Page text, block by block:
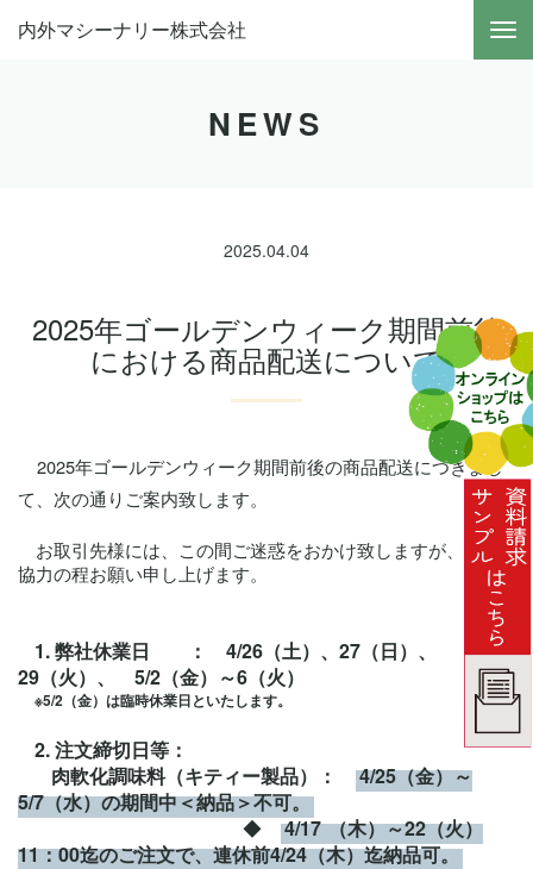
内外マシーナリー株式会社
NEWS
2025.04.04
2025年ゴールデンウィーク期間前後
における商品配送について
2025年ゴールデンウィーク期間前後の商品配送につきまし
て、次の通りご案内致します。
お取引先様には、この間ご迷惑をおかけ致しますが、何卒ご
協力の程お願い申し上げます。
1.弊社休業日 ： 4/26（土）、27（日）、
29（火）、 5/2（金）～6（火）
※5/2（金）は臨時休業日といたします。
2.注文締切日等：
肉軟化調味料（キティー製品）：4/25（金）～
5/7（水）の期間中＜納品＞不可。
◆
4/17 （木）～22（火）
11：00迄のご注文で、連休前4/24（木）迄納品可。